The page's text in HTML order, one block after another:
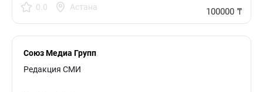
0.0 Астана 100000 ₸
Союз Медиа Групп
Редакция СМИ